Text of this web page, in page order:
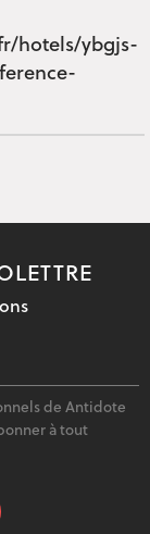
hotels/ybgjs-
de Antidote
à tout